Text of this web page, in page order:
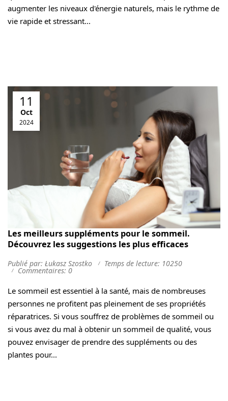
augmenter les niveaux d'énergie naturels, mais le rythme de
vie rapide et stressant...
Les meilleurs suppléments pour le sommeil.
Découvrez les suggestions les plus efficaces
11
Oct
2024
Publié par: Łukasz Szostko
Temps de lecture: 10250
Commentaires: 0
Le sommeil est essentiel à la santé, mais de nombreuses
personnes ne profitent pas pleinement de ses propriétés
réparatrices. Si vous souffrez de problèmes de sommeil ou
si vous avez du mal à obtenir un sommeil de qualité, vous
pouvez envisager de prendre des suppléments ou des
plantes pour...